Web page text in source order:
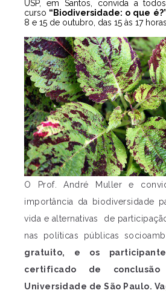
USP, em Santos, convida a
curso “Biodiversidade: o que
8 e 15 de outubro, das 15 às 17 horas.
O Prof. André Muller e
importância da biodiversidade
vida e alternativas de
nas políticas públicas
gratuito, e os
certificado de
Universidade de São Paulo.